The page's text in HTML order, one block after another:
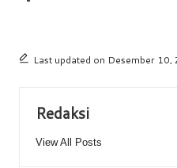
Last updated on Desember 10,
Redaksi
View All Posts